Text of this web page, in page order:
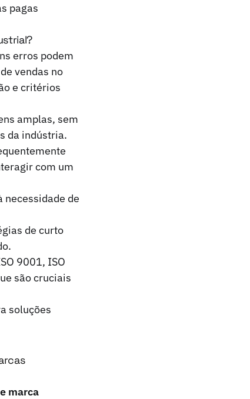
pagas
erros podem
vendas no
e critérios
amplas, sem
da indústria.
com um
necessidade de
de curto
9001, ISO
são cruciais
soluções
marca